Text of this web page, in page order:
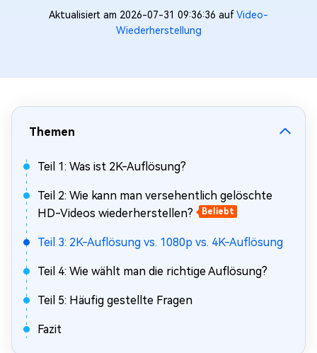
Aktualisiert am 2026-07-31 09:36:36 aufVideo-
Wiederherstellung
Themen
Teil 1: Was ist 2K-Auflösung?
Teil 2: Wie kann man versehentlich gelöschte
HD-Videos wiederherstellen?
Beliebt
Teil 3: 2K-Auflösung vs. 1080p vs. 4K-Auflösung
Teil 4: Wie wählt man die richtige Auflösung?
Teil 5: Häufig gestellte Fragen
Fazit